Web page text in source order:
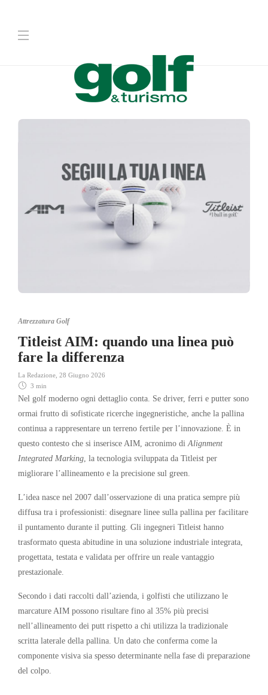
Attrezzatura Golf
Titleist AIM: quando una linea può
fare la differenza
La Redazione 28 Giugno 2026
3 min
Nel golf moderno ogni dettaglio conta. Se driver, ferri e putter sono
ormai frutto di sofisticate ricerche ingegneristiche, anche la pallina
continua a rappresentare un terreno fertile per l’innovazione. È in
questo contesto che si inserisce AIM, acronimo di Alignment
Integrated Marking , la tecnologia sviluppata da Titleist per
migliorare l’allineamento e la precisione sul green.
L’idea nasce nel 2007 dall’osservazione di una pratica sempre più
diffusa tra i professionisti: disegnare linee sulla pallina per facilitare
il puntamento durante il putting. Gli ingegneri Titleist hanno
trasformato questa abitudine in una soluzione industriale integrata,
progettata, testata e validata per offrire un reale vantaggio
prestazionale.
Secondo i dati raccolti dall’azienda, i golfisti che utilizzano le
marcature AIM possono risultare fino al 35% più precisi
nell’allineamento dei putt rispetto a chi utilizza la tradizionale
scritta laterale della pallina. Un dato che conferma come la
componente visiva sia spesso determinante nella fase di preparazione
del colpo.